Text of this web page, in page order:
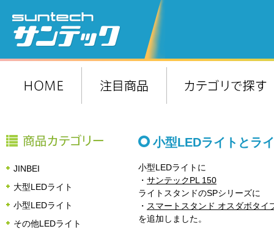
小型LEDライトとラ
小型LEDライトに
・ サンテックPL 150
ライトスタンドのSPシリーズに
・ スマートスタンド オスダボタイ
を追加しました。
JINBEI
大型LEDライト
小型LEDライト
その他LEDライト